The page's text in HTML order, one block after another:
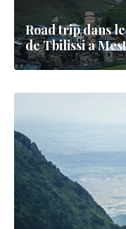
Road trip dans
de Tbilissi a